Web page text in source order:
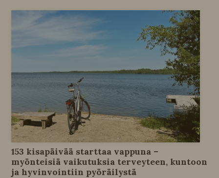
153 kisapäivää starttaa vappuna –
myönteisiä vaikutuksia terveyteen, kuntoon
ja hyvinvointiin pyöräilystä